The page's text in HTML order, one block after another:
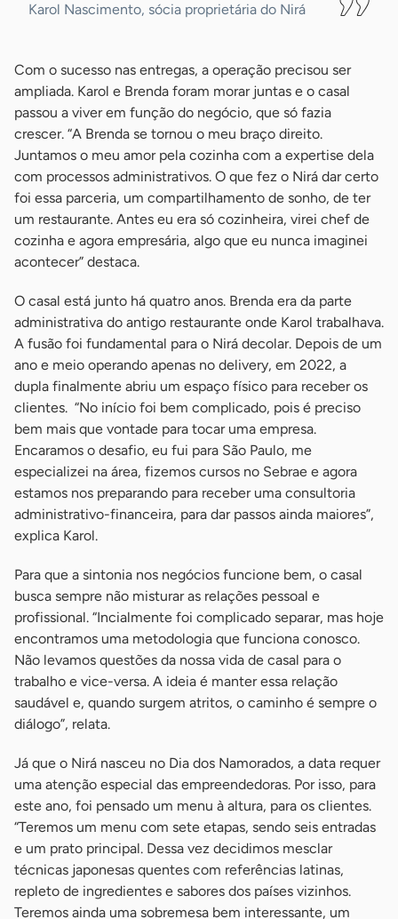
Karol Nascimento, sócia proprietária do Nirá
Com o sucesso nas entregas, a operação precisou ser
ampliada. Karol e Brenda foram morar juntas e o casal
passou a viver em função do negócio, que só fazia
crescer. “A Brenda se tornou o meu braço direito.
Juntamos o meu amor pela cozinha com a expertise dela
com processos administrativos. O que fez o Nirá dar certo
foi essa parceria, um compartilhamento de sonho, de ter
um restaurante. Antes eu era só cozinheira, virei chef de
cozinha e agora empresária, algo que eu nunca imaginei
acontecer” destaca.
O casal está junto há quatro anos. Brenda era da parte
administrativa do antigo restaurante onde Karol trabalhava.
A fusão foi fundamental para o Nirá decolar. Depois de um
ano e meio operando apenas no delivery, em 2022, a
dupla finalmente abriu um espaço físico para receber os
clientes. “No início foi bem complicado, pois é preciso
bem mais que vontade para tocar uma empresa.
Encaramos o desafio, eu fui para São Paulo, me
especializei na área, fizemos cursos no Sebrae e agora
estamos nos preparando para receber uma consultoria
administrativo-financeira, para dar passos ainda maiores”,
explica Karol.
Para que a sintonia nos negócios funcione bem, o casal
busca sempre não misturar as relações pessoal e
profissional. “Incialmente foi complicado separar, mas hoje
encontramos uma metodologia que funciona conosco.
Não levamos questões da nossa vida de casal para o
trabalho e vice-versa. A ideia é manter essa relação
saudável e, quando surgem atritos, o caminho é sempre o
diálogo”, relata.
Já que o Nirá nasceu no Dia dos Namorados, a data requer
uma atenção especial das empreendedoras. Por isso, para
este ano, foi pensado um menu à altura, para os clientes.
“Teremos um menu com sete etapas, sendo seis entradas
e um prato principal. Dessa vez decidimos mesclar
técnicas japonesas quentes com referências latinas,
repleto de ingredientes e sabores dos países vizinhos.
Teremos ainda uma sobremesa bem interessante, um